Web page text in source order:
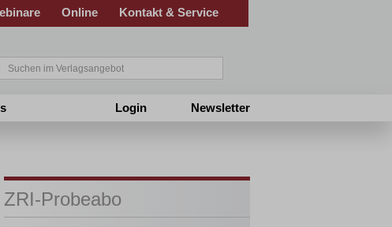
Online Kontakt & Service
Newsletter
Login
ZRI-Probeabo